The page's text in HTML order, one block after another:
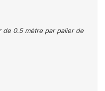
de 0.5 mètre par palier de